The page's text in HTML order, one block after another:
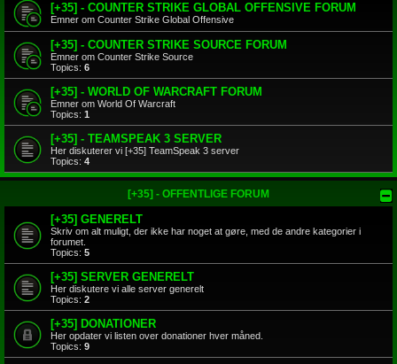
[+35] - COUNTER STRIKE GLOBAL OFFENSIVE FORUM
Emner om Counter Strike Global Offensive
[+35] - COUNTER STRIKE SOURCE FORUM
Emner om Counter Strike Source
Topics: 6
[+35] - WORLD OF WARCRAFT FORUM
Emner om World Of Warcraft
Topics: 1
[+35] - TEAMSPEAK 3 SERVER
Her diskuterer vi [+35] TeamSpeak 3 server
Topics: 4
[+35] - OFFENTLIGE FORUM
[+35] GENERELT
Skriv om alt muligt, der ikke har noget at gøre, med de andre kategorier i
forumet.
Topics: 5
[+35] SERVER GENERELT
Her diskutere vi alle server generelt
Topics: 2
[+35] DONATIONER
Her opdater vi listen over donationer hver måned.
Topics: 9